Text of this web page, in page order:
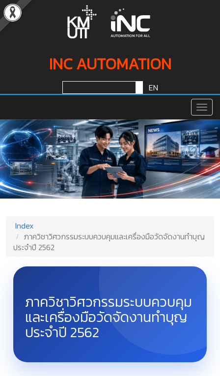
INC AUTOMATION
EN
Index
ภาควิชาวิศวกรรมระบบควบคุมและเครื่องมือวัดจัดงานทำบุญ
ประจำปี 2562
ภาควิชาวิศวกรรมระบบควบคุม
และเครื่องมือวัดจัดงานทำบุญ
ประจำปี 2562